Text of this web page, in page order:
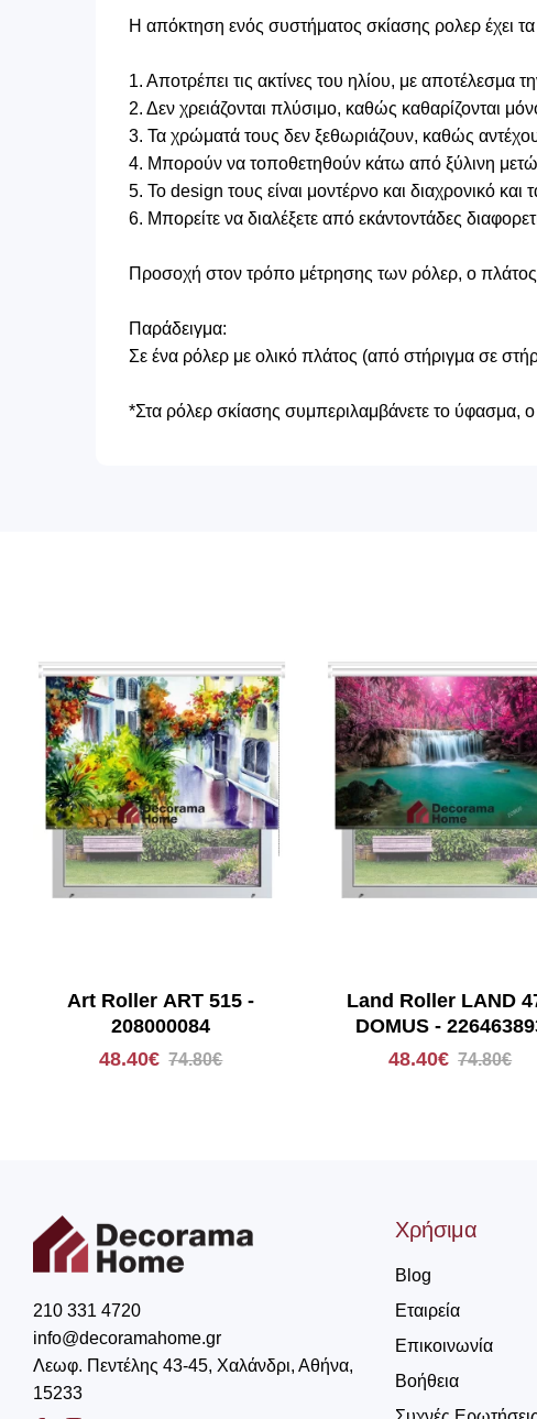
Η απόκτηση ενός συστήματος σκίασης ρολερ έχει
1. Αποτρέπει τις ακτίνες του ηλίου, με
2. Δεν χρειάζονται πλύσιμο, καθώς καθαρίζονται
3. Τα χρώματά τους δεν ξεθωριάζουν, καθώς
4. Μπορούν να τοποθετηθούν κάτω από ξύλινη
5. Το design τους είναι μοντέρνο και διαχρονικό και
6. Μπορείτε να διαλέξετε από εκάντοντάδες
Προσοχή στον τρόπο μέτρησης των ρόλερ, ο πλάτος
Παράδειγμα:
Σε ένα ρόλερ με ολικό πλάτος (από στήριγμα σε
*Στα ρόλερ σκίασης συμπεριλαμβάνετε το ύφασμα,
Art Roller ART 515 -
208000084
48.40€ 74.80€
Land Roller LAND
DOMUS -
48.40€ 74.80€
210 331 4720
info@decoramahome.gr
Λεωφ. Πεντέλης 43-45, Χαλάνδρι, Αθήνα,
15233
Χρήσιμα
Blog
Εταιρεία
Επικοινωνία
Βοήθεια